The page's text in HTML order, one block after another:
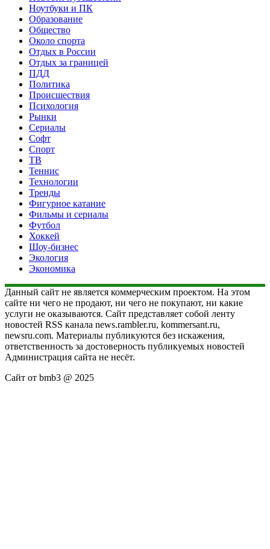
Ноутбуки и ПК
Образование
Общество
Около спорта
Отдых в России
Отдых за границей
ПДД
Политика
Происшествия
Психология
Рынки
Сериалы
Софт
Спорт
ТВ
Теннис
Технологии
Тренды
Фигурное катание
Фильмы и сериалы
Футбол
Хоккей
Шоу-бизнес
Экология
Экономика
Данный сайт не является коммерческим проектом. На этом
сайте ни чего не продают, ни чего не покупают, ни какие
услуги не оказываются. Сайт представляет собой ленту
новостей RSS канала news.rambler.ru, kommersant.ru,
newsru.com. Материалы публикуются без искажения,
ответственность за достоверность публикуемых новостей
Администрация сайта не несёт.
Сайт от bmb3 @ 2025